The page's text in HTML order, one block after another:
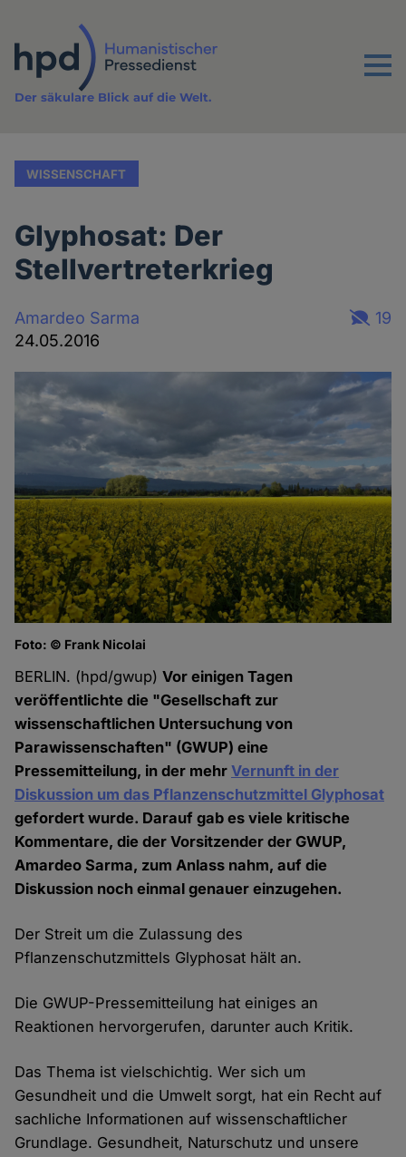
Inhalt
Menu
Der säkulare Blick auf die Welt.
WISSENSCHAFT
Glyphosat: Der
Stellvertreterkrieg
Amardeo Sarma
24.05.2016
19
Foto: © Frank Nicolai
BERLIN. (hpd/gwup)Vor einigen Tagen
veröffentlichte die "Gesellschaft zur
wissenschaftlichen Untersuchung von
Parawissenschaften" (GWUP) eine
Pressemitteilung, in der mehrVernunft in der
Diskussion um das Pflanzenschutzmittel Glyphosat
gefordert wurde. Darauf gab es viele kritische
Kommentare, die der Vorsitzender der GWUP,
Amardeo Sarma, zum Anlass nahm, auf die
Diskussion noch einmal genauer einzugehen.
Der Streit um die Zulassung des
Pflanzenschutzmittels Glyphosat hält an.
Die GWUP-Pressemitteilung hat einiges an
Reaktionen hervorgerufen, darunter auch Kritik.
Das Thema ist vielschichtig. Wer sich um
Gesundheit und die Umwelt sorgt, hat ein Recht auf
sachliche Informationen auf wissenschaftlicher
Grundlage. Gesundheit, Naturschutz und unsere